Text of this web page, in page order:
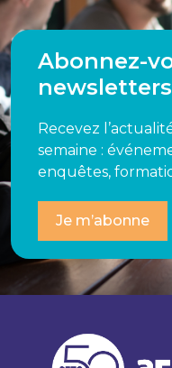
Abonnez-
newsletters
Recevez
semaine :
enquêtes,
Je m’abonne